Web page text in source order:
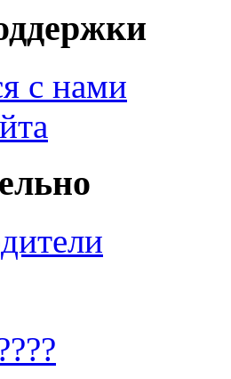
с нами